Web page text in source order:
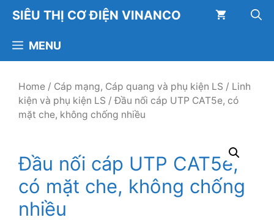
Chuyển
đến
dung
SIÊU THỊ CƠ ĐIỆN VINANCO
MENU
Home / Cáp mạng, Cáp quang và phụ kiện LS / Linh
kiện và phụ kiện LS / Đầu nối cáp UTP CAT5e, có
mặt che, không chống nhiều
Đầu nối cáp UTP CAT5e,
có mặt che, không chống
nhiều